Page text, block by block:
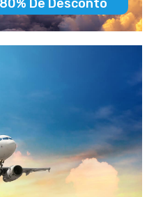
De Desconto